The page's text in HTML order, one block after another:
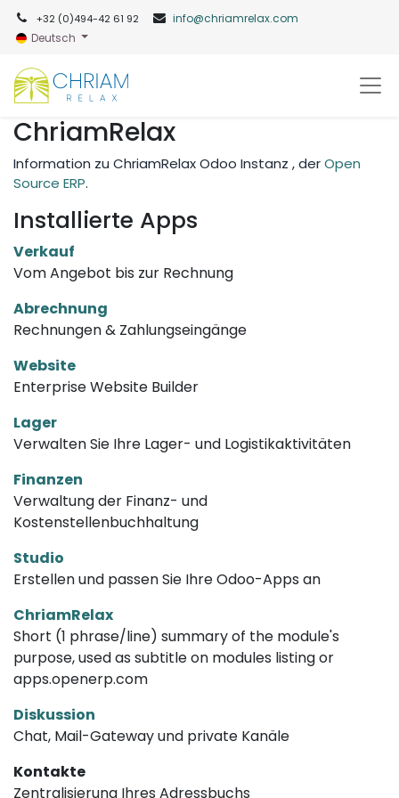
+32 (0)494-42 61 92​
info@chriamrelax.com​
Deutsch
ChriamRelax
Information zu ChriamRelax Odoo Instanz , derOpen
Source ERP.
Installierte Apps
Verkauf
Vom Angebot bis zur Rechnung
Abrechnung
Rechnungen & Zahlungseingänge
Website
Enterprise Website Builder
Lager
Verwalten Sie Ihre Lager- und Logistikaktivitäten
Finanzen
Verwaltung der Finanz- und
Kostenstellenbuchhaltung
Studio
Erstellen und passen Sie Ihre Odoo-Apps an
ChriamRelax
Short (1 phrase/line) summary of the module's
purpose, used as subtitle on modules listing or
apps.openerp.com
Diskussion
Chat, Mail-Gateway und private Kanäle
Kontakte
Zentralisierung Ihres Adressbuchs